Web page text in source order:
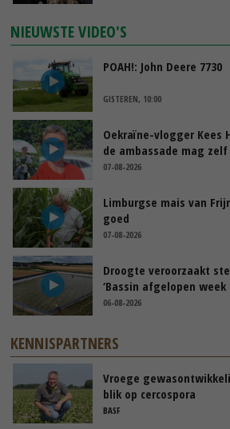
NIEUWSTE VIDEO'S
POAH!: John Deere 7730
GISTEREN, 10:00
Oekraïne-vlogger Kees
de ambassade mag
07-08-2026
Limburgse mais van
goed
07-08-2026
Droogte veroorzaakt
‘Bassin afgelopen week
06-08-2026
KENNISPARTNERS
Vroege
blik op cercospora
BASF